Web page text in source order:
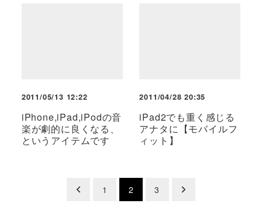
2011/05/13 12:22
iPhone,iPad,iPodの音
楽が劇的に良くなる、
というアイテムです
2011/04/28 20:35
iPad2でも重く感じる
アナタに【モバイルフ
ィット】
1 2 3